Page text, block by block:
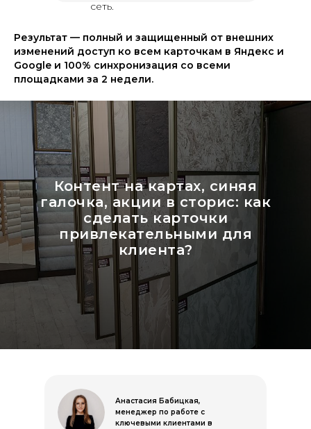
сеть.
Результат — полный и защищенный от внешних
изменений доступ ко всем карточкам в Яндекс и
Google и 100% синхронизация со всеми
площадками за 2 недели.
Контент на картах, синяя
галочка, акции в сторис: как
сделать карточки
привлекательными для
клиента?
Анастасия Бабицкая,
менеджер по работе с
ключевыми клиентами в